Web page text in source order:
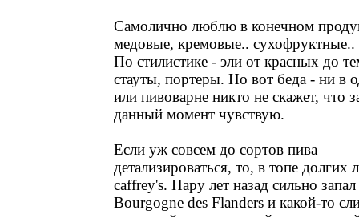
Самолично люблю в конечном
медовые, кремовые..
По стилистике - эли от красных до
стауты, портеры. Но вот беда - ни в
или пивоварне никто не скажет, что
данный момент чувствую.
Если уж совсем до сортов пива
детализироваться, то, в топе долгих
caffrey's. Пару лет назад сильно запал
Bourgogne des Flanders и какой-то